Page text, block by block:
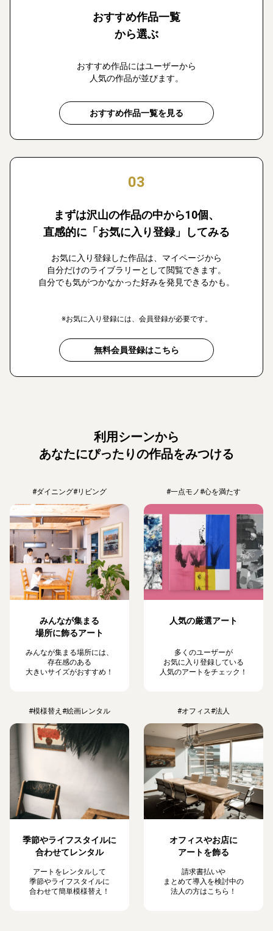
おすすめ作品一覧
から選ぶ
おすすめ作品にはユーザーから
人気の作品が並びます。
おすすめ作品一覧を見る
03
まずは沢山の作品の中から10個、
直感的に「お気に入り登録」してみる
お気に入り登録した作品は、マイページから
自分だけのライブラリーとして閲覧できます。
自分でも気がつかなかった好みを発見できるかも。
※お気に入り登録には、会員登録が必要です。
無料会員登録はこちら
利用シーンから
あなたにぴったりの作品をみつける
#ダイニング#リビング
みんなが集まる
場所に飾るアート
みんなが集まる場所には、
存在感のある
大きいサイズがおすすめ！
#一点モノ#心を満たす
人気の厳選アート
多くのユーザーが
お気に入り登録している
人気のアートをチェック！
#模様替え #絵画レンタル
季節やライフスタイルに
合わせてレンタル
アートをレンタルして
季節やライフスタイルに
合わせて簡単模様替え！
#オフィス#法人
オフィスやお店に
アートを飾る
請求書払いや
まとめて導入を検討中の
法人の方はこちら！